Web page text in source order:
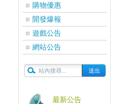
購物優惠
開發爆報
遊戲公告
網站公告
最新公告